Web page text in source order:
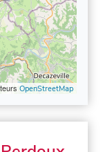
OpenStreetMap